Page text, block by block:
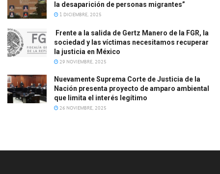
la desaparición de personas migrantes”
1 DICIEMBRE, 2025
Frente a la salida de Gertz Manero de la FGR, la
sociedad y las víctimas necesitamos recuperar
la justicia en México
29 NOVIEMBRE, 2025
Nuevamente Suprema Corte de Justicia de la
Nación presenta proyecto de amparo ambiental
que limita el interés legítimo
26 NOVIEMBRE, 2025